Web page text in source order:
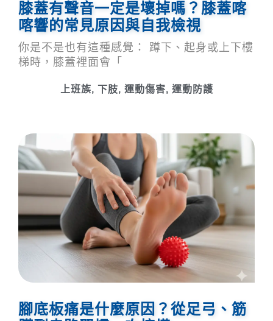
膝蓋有聲音一定是壞掉嗎？膝蓋喀
喀響的常見原因與自我檢視
你是不是也有這種感覺： 蹲下、起身或上下樓
梯時，膝蓋裡面會「
上班族, 下肢, 運動傷害, 運動防護
腳底板痛是什麼原因？從足弓、筋